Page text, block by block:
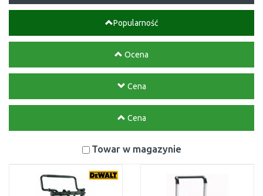
Popularność
Ocena
Cena
Cena
Towar w magazynie